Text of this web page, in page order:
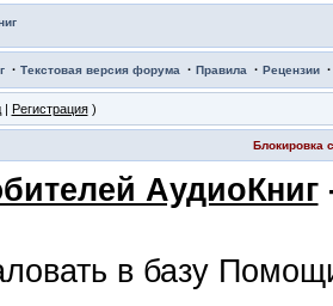
· Текстовая версия форума · Правила · Рецензии
| Регистрация)
Блокировка
АудиоКниг
в базу